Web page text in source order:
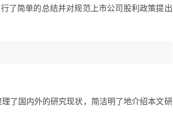
了简单的总结并对规范上市公司股利政策提出
了国内外的研究现状，简洁明了地介绍本文研